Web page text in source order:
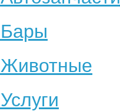
Бары
Животные
Услуги